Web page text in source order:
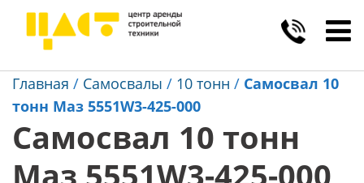
Главная / Самосвалы / 10 тонн / Самосвал 10
тонн Маз 5551W3-425-000
Самосвал 10 тонн